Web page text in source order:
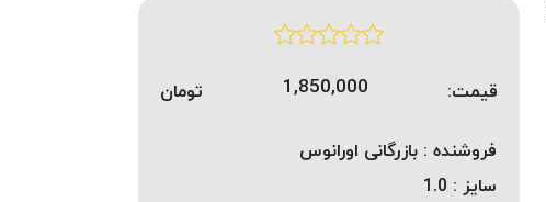
قیمت: 1,850,000
تومان
فروشنده : بازرگانی اورانوس
سایز : 1.0